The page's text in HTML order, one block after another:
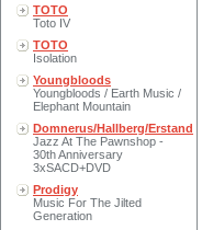
TOTO
Toto IV
TOTO
Isolation
Youngbloods
Youngbloods / Earth Music /
Elephant Mountain
Domnerus/Hallberg/Erstand
Jazz At The Pawnshop -
30th Anniversary
3xSACD+DVD
Prodigy
Music For The Jilted
Generation